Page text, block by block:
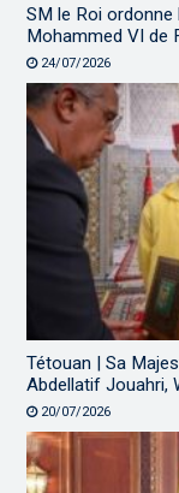
SM le Roi
Mohammed VI de
24/07/2026
Tétouan | Sa
Abdellatif Jouahri,
20/07/2026